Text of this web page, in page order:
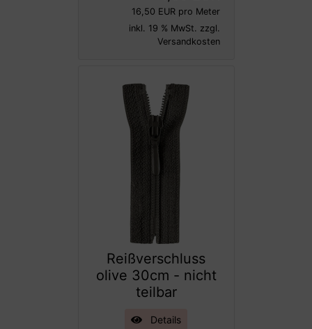
16,50 EUR pro Meter
inkl. 19 % MwSt. zzgl.
Versandkosten
Reißverschluss
olive 30cm - nicht
teilbar
Details